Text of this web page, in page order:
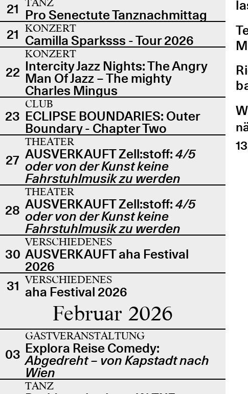
21 Pro Senectute Tanznachmittag
21 KONZERT
Camilla Sparksss - Tour 2026
22
KONZERT
Intercity Jazz Nights: The Angry
Man Of Jazz – The mighty
Charles Mingus
23
CLUB
ECLIPSE BOUNDARIES: Outer
Boundary - Chapter Two
27
THEATER
AUSVERKAUFT Zell:stoff: 4/5
oder von der Kunst keine
Fahrstuhlmusik zu werden
28
THEATER
AUSVERKAUFT Zell:stoff: 4/5
oder von der Kunst keine
Fahrstuhlmusik zu werden
30
VERSCHIEDENES
AUSVERKAUFT aha Festival
2026
31 VERSCHIEDENES
aha Festival 2026
Februar 2026
03
GASTVERANSTALTUNG
Explora Reise Comedy:
Abgedreht – von Kapstadt nach
Wien
TANZ